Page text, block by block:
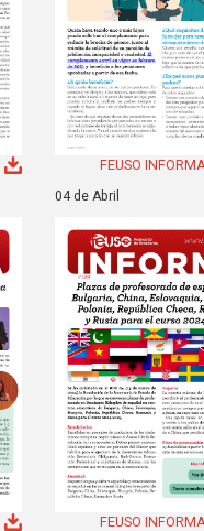
FEUSO
04 de Abril
FEUSO